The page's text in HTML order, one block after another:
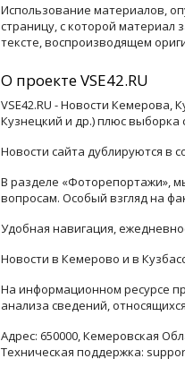
Использование материалов,
страницу, с которой
тексте, воспроизводящем
О проекте VSE42.RU
VSE42.RU - Новости Кемерова,
Кузнецкий и др.) плюс
Новости сайта дублируются в
В разделе «Фоторепортажи»,
вопросам. Особый взгляд на
Удобная навигация,
Новости в Кемерово и в
На информационном ресурсе
анализа сведений,
Адрес: 650000, Кемеровская
Техническая поддержка: